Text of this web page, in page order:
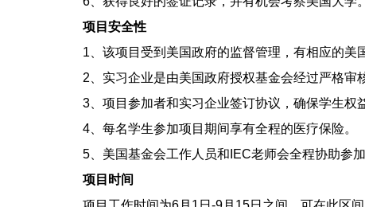
项目安全性
1、该项目受到美国政府的监督管理，有相应的美
2、实习企业是由美国政府授权基金会经过严格审
3、项目参加者和实习企业签订协议，确保学生权
4、每名学生参加项目期间享有全程的医疗保险。
5、美国基金会工作人员和IEC老师会全程协助参
项目时间